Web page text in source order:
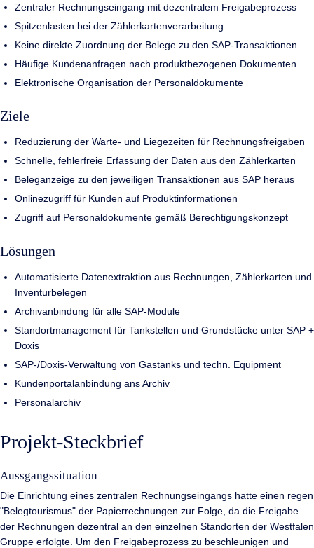
Zentraler Rechnungseingang mit dezentralem Freigabeprozess
Spitzenlasten bei der Zählerkartenverarbeitung
Keine direkte Zuordnung der Belege zu den SAP-Transaktionen
Häufige Kundenanfragen nach produktbezogenen Dokumenten
Elektronische Organisation der Personaldokumente
Ziele
Reduzierung der Warte- und Liegezeiten für Rechnungsfreigaben
Schnelle, fehlerfreie Erfassung der Daten aus den Zählerkarten
Beleganzeige zu den jeweiligen Transaktionen aus SAP heraus
Onlinezugriff für Kunden auf Produktinformationen
Zugriff auf Personaldokumente gemäß Berechtigungskonzept
Lösungen
Automatisierte Datenextraktion aus Rechnungen, Zählerkarten und
Inventurbelegen
Archivanbindung für alle SAP-Module
Standortmanagement für Tankstellen und Grundstücke unter SAP +
Doxis
SAP-/Doxis-Verwaltung von Gastanks und techn. Equipment
Kundenportalanbindung ans Archiv
Personalarchiv
Projekt-Steckbrief
Aussgangssituation
Die Einrichtung eines zentralen Rechnungseingangs hatte einen regen
"Belegtourismus" der Papierrechnungen zur Folge, da die Freigabe
der Rechnungen dezentral an den einzelnen Standorten der Westfalen
Gruppe erfolgte. Um den Freigabeprozess zu beschleunigen und